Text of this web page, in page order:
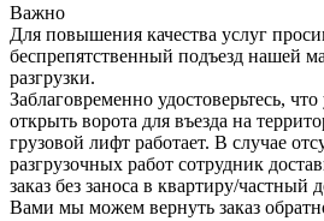
Важно
Для повышения качества услуг
беспрепятственный подъезд нашей
разгрузки.
Заблаговременно удостоверьтесь,
открыть ворота для въезда на
грузовой лифт работает. В случае
разгрузочных работ сотрудник
заказ без заноса в квартиру/
Вами мы можем вернуть заказ